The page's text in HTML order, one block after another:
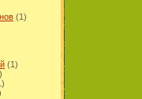
(1)
(1)